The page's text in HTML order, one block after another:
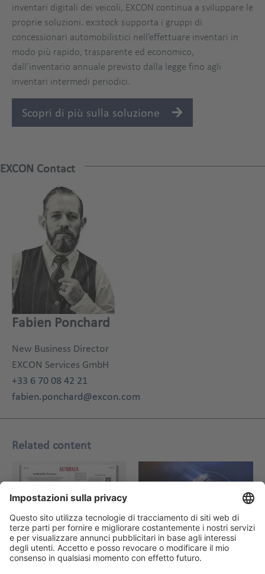
inventari digitali dei veicoli, EXCON continua a sviluppare le
proprie soluzioni. ex:stock supporta i gruppi di
concessionari automobilistici nell’effettuare inventari in
modo più rapido, trasparente ed economico,
dall’inventario annuale previsto dalla legge fino agli
inventari intermedi periodici.
Scopri di più sulla soluzione
EXCON Contact
Fabien Ponchard
New Business Director
EXCON Services GmbH
+33 6 70 08 42 21
fabien.ponchard@excon.com
Related content
4. Mar 2026
Relazione pratica su
App di inventario delle
concessionarie di auto